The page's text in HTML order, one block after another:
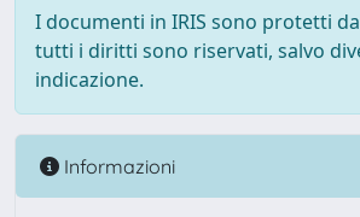
I documenti in IRIS sono protetti
tutti i diritti sono riservati, salvo
indicazione.
Informazioni